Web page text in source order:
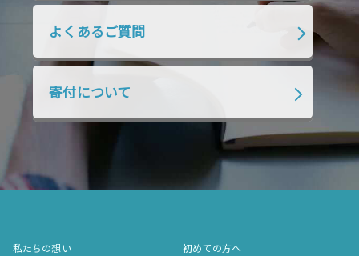
2018年7月 2018年6月
2018年4月 2018年3月 2018年2月
2018年1月 2017年12月
2017年10月 2017年9月 2017年8月
2017年5月
2017年4月
よくあるご質問
寄付について
私たちの想い 初めての方へ